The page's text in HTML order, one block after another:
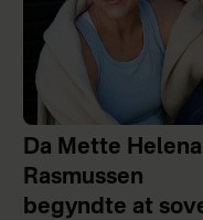
Da Mette Helena
Rasmussen
begyndte at